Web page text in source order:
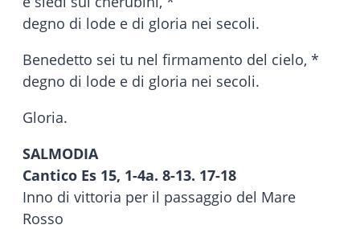
degno di lode e di gloria nei secoli.
Benedetto sei tu nel firmamento del cielo, *
degno di lode e di gloria nei secoli.
Gloria.
SALMODIA
Cantico Es 15, 1-4a. 8-13. 17-18
Inno di vittoria per il passaggio del Mare
Rosso